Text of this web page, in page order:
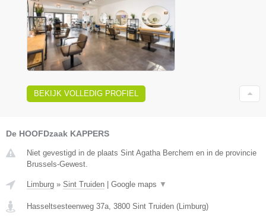
BEKIJK VOLLEDIG PROFIEL
De HOOFDzaak KAPPERS
Niet gevestigd in de plaats Sint Agatha Berchem en in de provincie
Brussels-Gewest.
Limburg » Sint Truiden Google maps ▼
Hasseltsesteenweg 37a, 3800 Sint Truiden (Limburg)